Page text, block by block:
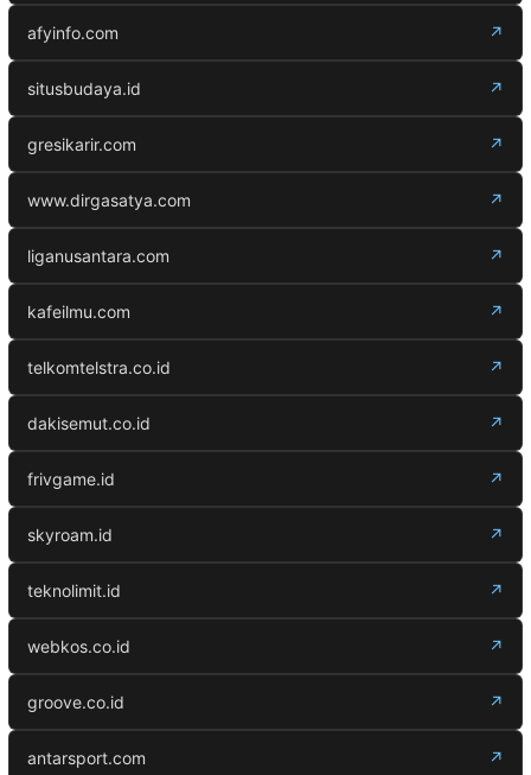
afyinfo.com ↗
situsbudaya.id ↗
gresikarir.com ↗
www.dirgasatya.com ↗
liganusantara.com ↗
kafeilmu.com ↗
telkomtelstra.co.id ↗
dakisemut.co.id ↗
frivgame.id ↗
skyroam.id ↗
teknolimit.id ↗
webkos.co.id ↗
groove.co.id ↗
antarsport.com ↗